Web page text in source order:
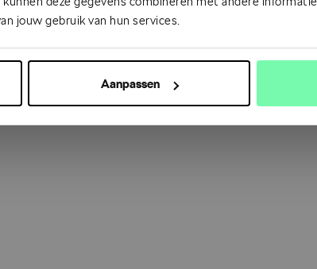
jouw gebruik van hun services.
Aanpassen